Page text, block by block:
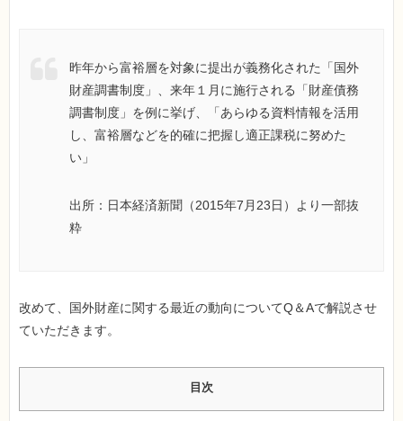
昨年から富裕層を対象に提出が義務化された「国外
財産調書制度」、来年１月に施行される「財産債務
調書制度」を例に挙げ、「あらゆる資料情報を活用
し、富裕層などを的確に把握し適正課税に努めた
い」
出所：日本経済新聞（2015年7月23日）より一部抜
粋
改めて、国外財産に関する最近の動向についてQ＆Aで解説させ
ていただきます。
目次